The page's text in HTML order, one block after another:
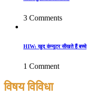
3 Comments
HIW: खुद कंप्यूटर सीखते हैं बच्चे
1 Comment
विषय विविधा